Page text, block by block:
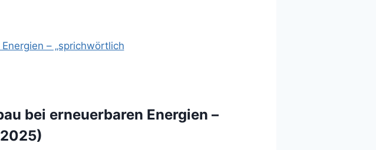
bei erneuerbaren Energien –